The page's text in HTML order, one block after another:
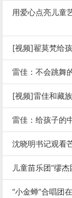
用爱心点亮儿童
[视频]翟莫梵给
雷佳：不会跳舞
[视频]雷佳和藏
雷佳：给孩子的
沈晓明书记观看
儿童苗乐团“缪
“小金蝉”合唱团